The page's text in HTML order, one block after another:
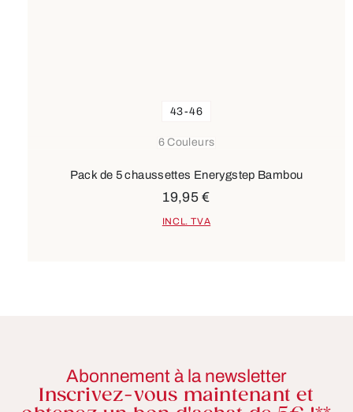
6 Couleurs
43-46
Pack de 5 chaussettes Enerygstep Bambou
19,95 €
INCL. TVA
Abonnement à la newsletter
Inscrivez-vous maintenant et